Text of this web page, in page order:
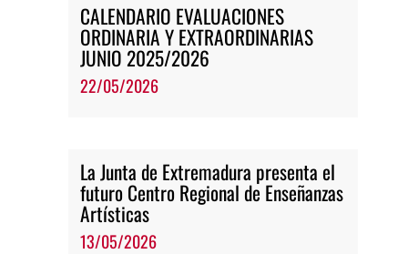
CALENDARIO EVALUACIONES
ORDINARIA Y EXTRAORDINARIAS
JUNIO 2025/2026
22/05/2026
La Junta de Extremadura presenta el
futuro Centro Regional de Enseñanzas
Artísticas
13/05/2026